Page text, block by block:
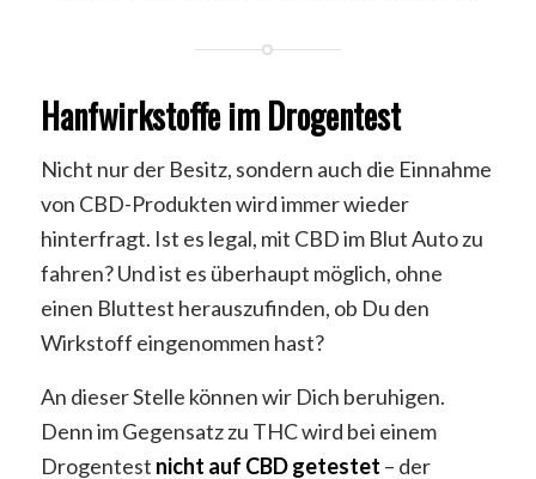
Hanfwirkstoffe im Drogentest
Nicht nur der Besitz, sondern auch die Einnahme
von CBD-Produkten wird immer wieder
hinterfragt. Ist es legal, mit CBD im Blut Auto zu
fahren? Und ist es überhaupt möglich, ohne
einen Bluttest herauszufinden, ob Du den
Wirkstoff eingenommen hast?
An dieser Stelle können wir Dich beruhigen.
Denn im Gegensatz zu THC wird bei einem
Drogentest nicht auf CBD getestet – der